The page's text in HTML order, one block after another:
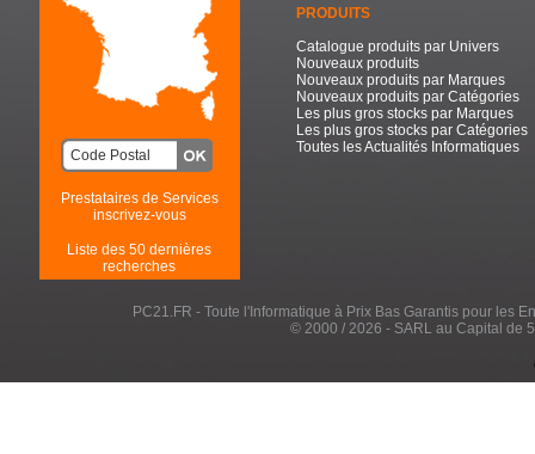
Prestataires de Services
inscrivez-vous
Liste des 50 dernières
recherches
PRODUITS
Catalogue produits par Univers
Nouveaux produits
Nouveaux produits par Marques
Nouveaux produits par Catégories
Les plus gros stocks par Marques
Les plus gros stocks par Catégories
Toutes les Actualités Informatiques
PC21.FR - Toute l'Informatique à Prix Bas Garantis pour les
© 2000 / 2026 - SARL au Capital de